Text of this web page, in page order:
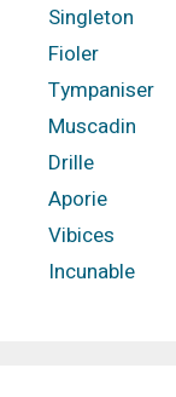
Singleton
Fioler
Tympaniser
Muscadin
Drille
Aporie
Vibices
Incunable